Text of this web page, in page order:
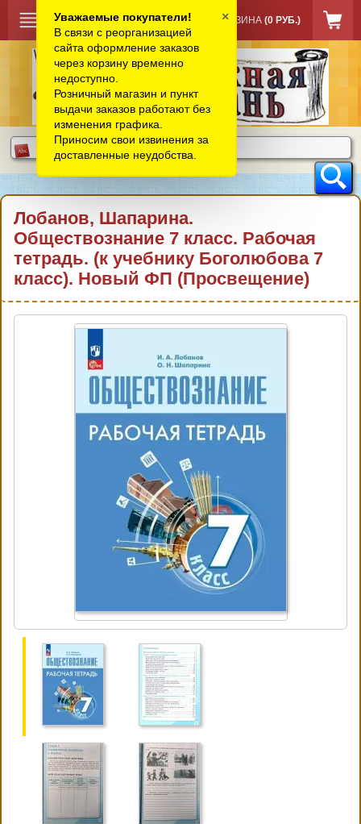
КОРЗИНА (0 РУБ.)
Лобанов, Шапарина.
Обществознание 7 класс. Рабочая
тетрадь. (к учебнику Боголюбова 7
класс). Новый ФП (Просвещение)
Уважаемые покупатели!
В связи с реорганизацией
сайта оформление заказов
через корзину временно
недоступно.
Розничный магазин и пункт
выдачи заказов работают без
изменения графика.
Приносим свои извинения за
доставленные неудобства.
×